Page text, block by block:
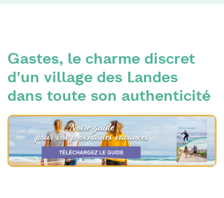
Gastes, le charme discret
d'un village des Landes
dans toute son authenticité